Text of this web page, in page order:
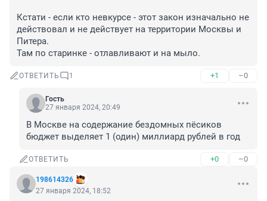
Кстати - если кто невкурсе - этот закон изначально не
действовал и не действует на территории Москвы и
Питера.
Там по старинке - отлавливают и на мыло.
ОТВЕТИТЬ 1 +1 –0
Гость
27 января 2024, 20:49
В Москве на содержание бездомных пёсиков
бюджет выделяет 1 (один) миллиард рублей в год
ОТВЕТИТЬ +0 –0
198614326
27 января 2024, 18:52